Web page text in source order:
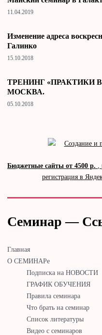
11.04.2019
Изменение адреса
Галинко
15.10.2018
ТРЕНИНГ «ПРАКТИКИ
МОСКВА.
05.10.2018
Бюджетные сайты от 4500 р.
регистрация в
Семинар —
Главная
О СЕМИНАРе
Подписка на НОВОСТИ
ГРАФИК ОБУЧЕНИЯ
Правила семинара
Что брать на семинар
Список литературы
Видео с семинаров